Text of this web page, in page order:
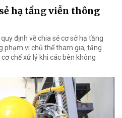
hạ tầng viễn thông
định về chia sẻ cơ sở hạ tầng
phạm vi chủ thể tham gia, tăng
chế xử lý khi các bên không